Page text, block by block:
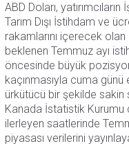
ABD Doları, yatırımcıların
Tarım Dışı İstihdam ve
rakamlarını içerecek
beklenen Temmuz ayı
öncesinde büyük
kaçınmasıyla cuma
ürkütücü bir şekilde sakin
Kanada İstatistik Kurumu
ilerleyen saatlerinde
piyasası verilerini